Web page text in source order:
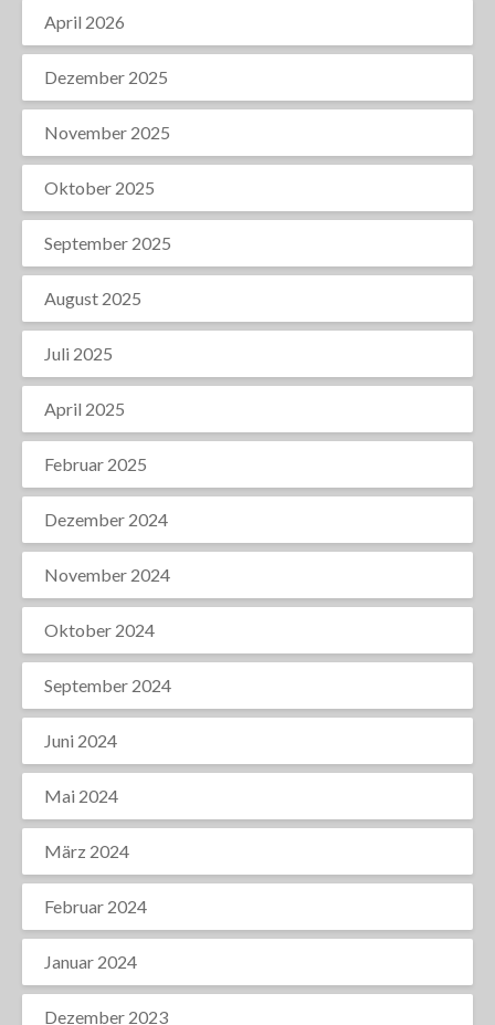
April 2026
Dezember 2025
November 2025
Oktober 2025
September 2025
August 2025
Juli 2025
April 2025
Februar 2025
Dezember 2024
November 2024
Oktober 2024
September 2024
Juni 2024
Mai 2024
März 2024
Februar 2024
Januar 2024
Dezember 2023